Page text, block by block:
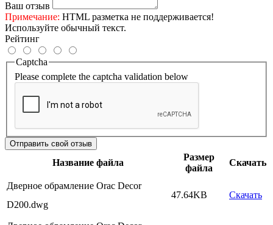
Ваш отзыв
Примечание: HTML разметка не поддерживается!
Используйте обычный текст.
Рейтинг
Captcha
Please complete the captcha validation below
Отправить свой отзыв
Название файла
Размер
файла
Скачать
Дверное обрамление Orac Decor
D200.dwg
47.64KB Скачать